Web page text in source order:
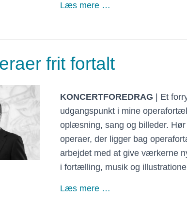
Læs mere …
frit fortalt
KONCERTFOREDRAG
| Et
udgangspunkt i mine
oplæsning, sang og billeder.
operaer, der ligger bag
arbejdet med at give værkerne
i fortælling, musik og
Læs mere …